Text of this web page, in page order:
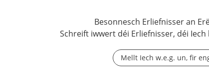
Besonnesch Erliefnisser an
Schreift iwwert déi Erliefnisser, déi
Mellt Iech w.e.g. un, fir